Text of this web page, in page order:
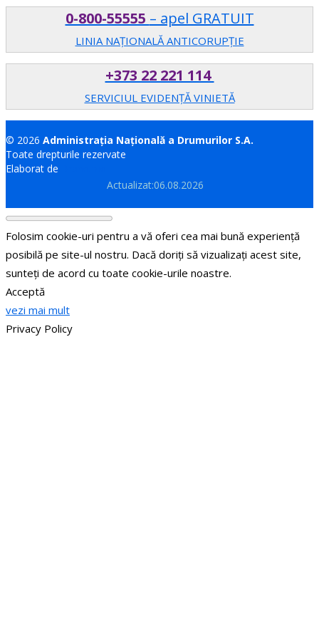
0-800-55555 – apel GRATUIT
LINIA NAȚIONALĂ ANTICORUPȚIE
+373 22 221 114
SERVICIUL EVIDENȚĂ VINIETĂ
© 2026 Administrația Națională a Drumurilor S.A.
Toate drepturile rezervate
Elaborat de
Actualizat:06.08.2026
Folosim cookie-uri pentru a vă oferi cea mai bună experiență
posibilă pe site-ul nostru. Dacă doriți să vizualizați acest site,
sunteți de acord cu toate cookie-urile noastre.
Acceptă
vezi mai mult
Privacy Policy